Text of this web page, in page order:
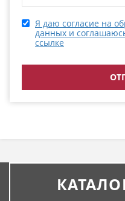
Я даю согласие на
данных и
ссылке